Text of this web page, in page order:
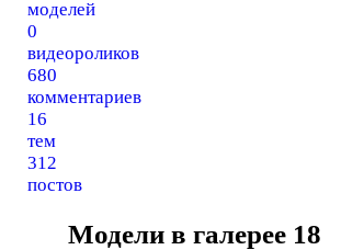
моделей
0
видеороликов
680
комментариев
16
тем
312
постов
Модели в галерее 18